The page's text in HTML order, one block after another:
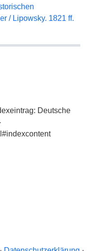
/ Lipowsky. 1821 ff.
Deutsche